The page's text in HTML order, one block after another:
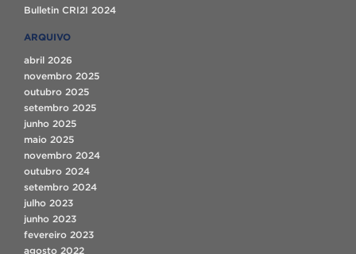
Bulletin CRI2I 2024
ARQUIVO
abril 2026
novembro 2025
outubro 2025
setembro 2025
junho 2025
maio 2025
novembro 2024
outubro 2024
setembro 2024
julho 2023
junho 2023
fevereiro 2023
agosto 2022